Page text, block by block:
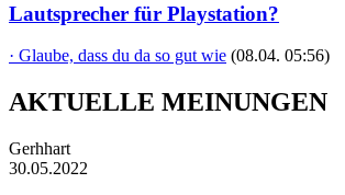
Lautsprecher für Playstation?
· Glaube, dass du da so gut wie (08.04. 05:56)
AKTUELLE MEINUNGEN
Gerhhart
30.05.2022